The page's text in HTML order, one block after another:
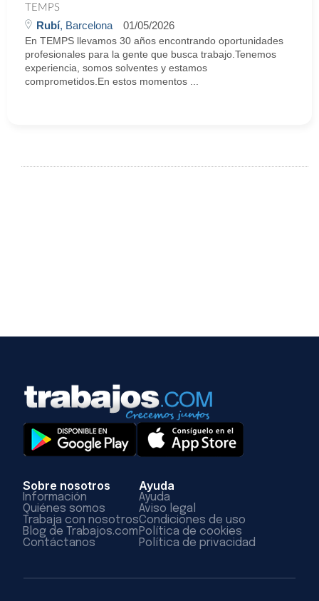
TEMPS
Rubí, Barcelona 01/05/2026
En TEMPS llevamos 30 años encontrando oportunidades
profesionales para la gente que busca trabajo.Tenemos
experiencia, somos solventes y estamos
comprometidos.En estos momentos ...
Sobre nosotros
Información
Quiénes somos
Trabaja con nosotros
Blog de Trabajos.com
Contáctanos
Ayuda
Ayuda
Aviso legal
Condiciones de uso
Política de cookies
Política de privacidad